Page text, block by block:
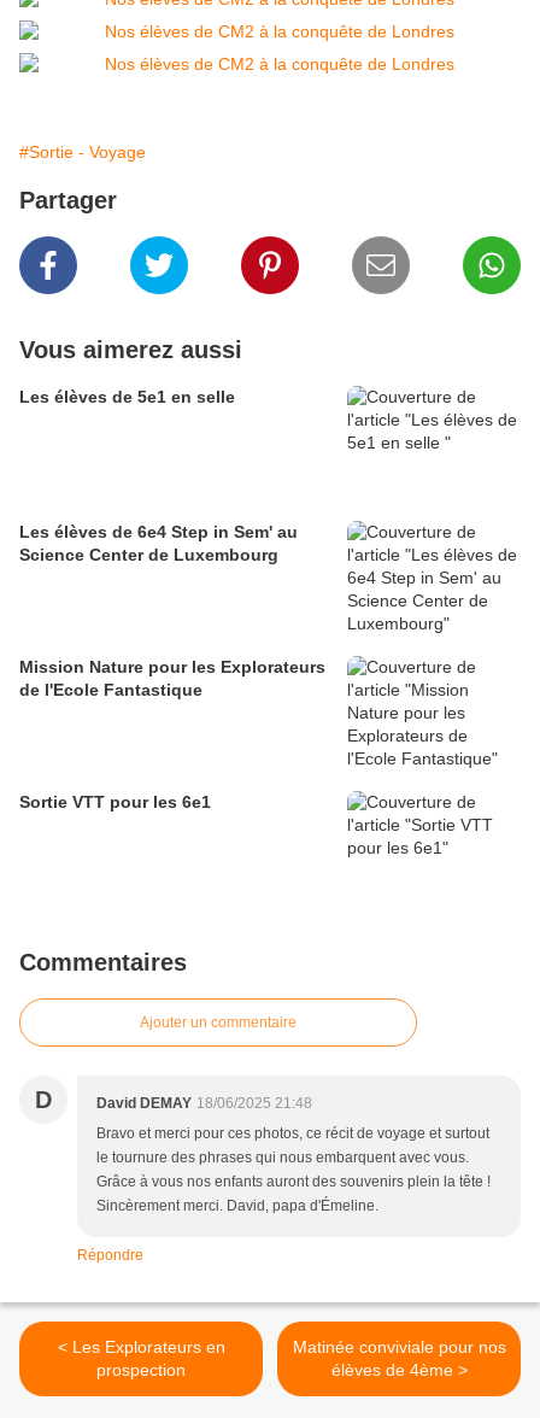
#Sortie - Voyage
Partager
Vous aimerez aussi
Les élèves de 5e1 en selle
Les élèves de 6e4 Step in Sem' au
Science Center de Luxembourg
Mission Nature pour les Explorateurs
de l'Ecole Fantastique
Sortie VTT pour les 6e1
Commentaires
Ajouter un commentaire
D David DEMAY 18/06/2025 21:48
Bravo et merci pour ces photos, ce récit de voyage et surtout
le tournure des phrases qui nous embarquent avec vous.
Grâce à vous nos enfants auront des souvenirs plein la tête !
Sincèrement merci. David, papa d'Émeline.
Répondre
< Les Explorateurs en
prospection
Matinée conviviale pour nos
élèves de 4ème >